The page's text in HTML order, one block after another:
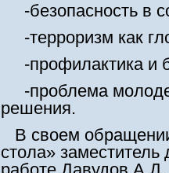
-безопасность в
-терроризм как
-профилактика и
-проблема
решения.
В своем
стола» заместитель